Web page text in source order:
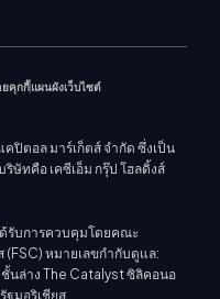
ยคุกกี้ แผนผังเว็บไซต์
ปิตอล มาร์เก็ตส์ จำกัด ซึ่งเป็น
ษัทคือ เคซีเอ็ม กรุ๊ป โฮลดิ้งส์
รับการควบคุมโดยคณะ
(FSC) หมายเลขกำกับดูแล:
ชั้นล่าง The Catalyst ซิลิคอนอ
ฐมอริเชียส